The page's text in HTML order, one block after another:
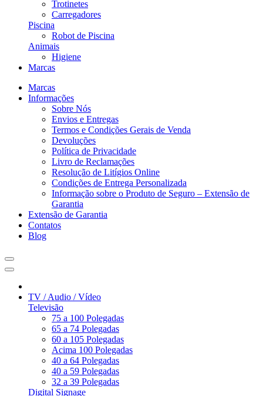
Trotinetes
Carregadores
Piscina
Robot de Piscina
Animais
Higiene
Marcas
Marcas
Informações
Sobre Nós
Envios e Entregas
Termos e Condições Gerais de Venda
Devoluções
Política de Privacidade
Livro de Reclamações
Resolução de Litígios Online
Condições de Entrega Personalizada
Informação sobre o Produto de Seguro – Extensão de
Garantia
Extensão de Garantia
Contatos
Blog
TV / Audio / Vídeo
Televisão
75 a 100 Polegadas
65 a 74 Polegadas
60 a 105 Polegadas
Acima 100 Polegadas
40 a 64 Polegadas
40 a 59 Polegadas
32 a 39 Polegadas
Digital Signage